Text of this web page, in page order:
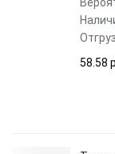
58.58 p.